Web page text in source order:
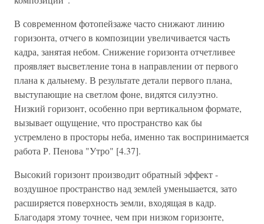
В современном фотопейзаже часто снижают линию
горизонта, отчего в композиции увеличивается часть
кадра, занятая небом. Снижение горизонта отчетливее
проявляет высветление тона в направлении от первого
плана к дальнему. В результате детали первого плана,
выступающие на светлом фоне, видятся силуэтно.
Низкий горизонт, особенно при вертикальном формате,
вызывает ощущение, что пространство как бы
устремлено в просторы неба, именно так воспринимается
работа Р. Пенова "Утро" [4.37].
Высокий горизонт производит обратный эффект -
воздушное пространство над землей уменьшается, зато
расширяется поверхность земли, входящая в кадр.
Благодаря этому точнее, чем при низком горизонте,